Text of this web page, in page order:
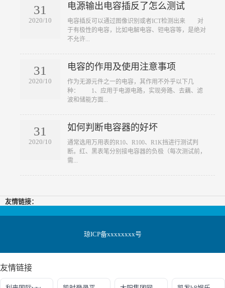
31
2020/10
电源输出电容插反了怎么测试
​电容插反可以通过图像识别或者ICT检测出来 对
于有极性的电容，比如电解电容、钽电容等，是绝对
不允许...
31
2020/10
电容的作用及使用注意事项
​作为无源元件之一的电容，其作用不外乎以下几
种： 1、应用于电源电路，实现旁路、去藕、滤
波和储能方面...
31
2020/10
如何判断电容器的好坏
​通常选用万用表的R10、R100、R1K挡进行测试判
断。红、黑表笔分别接电容器的负极（每次测试前，
需...
友情链接：
琼ICP备xxxxxxxx号
友情链接